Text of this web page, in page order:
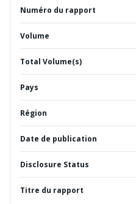
Numéro du rapport
Volume
Total Volume(s)
Pays
Région
Date de publication
Disclosure Status
Titre du rapport